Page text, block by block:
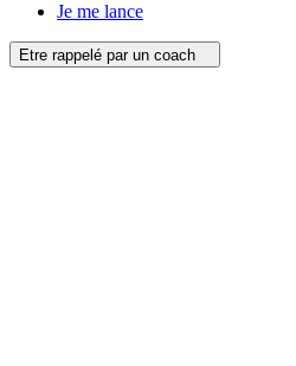
Je me lance
Etre rappelé par un coach